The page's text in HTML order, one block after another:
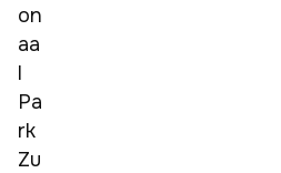
on
aa
l
Pa
rk
Zu